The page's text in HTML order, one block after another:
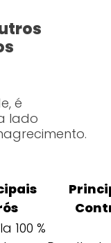
é
lado
100 %